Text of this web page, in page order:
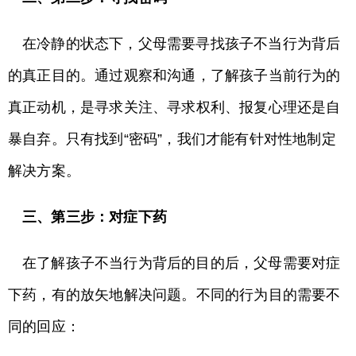
在冷静的状态下，父母需要寻找孩子不当行为背后
的真正目的。通过观察和沟通，了解孩子当前行为的
真正动机，是寻求关注、寻求权利、报复心理还是自
暴自弃。只有找到“密码”，我们才能有针对性地制定
解决方案。
三、第三步：对症下药
在了解孩子不当行为背后的目的后，父母需要对症
下药，有的放矢地解决问题。不同的行为目的需要不
同的回应：